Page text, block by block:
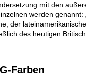
mit den
werden genannt:
der
des heutigen
Farben